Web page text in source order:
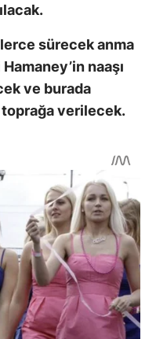
sürecek anma
naaşı
ve burada
verilecek.